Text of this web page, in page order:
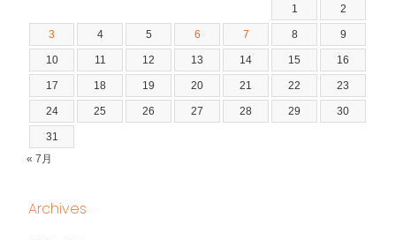
1 2
3 4 5 6 7 8 9
10 11 12 13 14 15 16
17 18 19 20 21 22 23
24 25 26 27 28 29 30
31
« 7月
Archives